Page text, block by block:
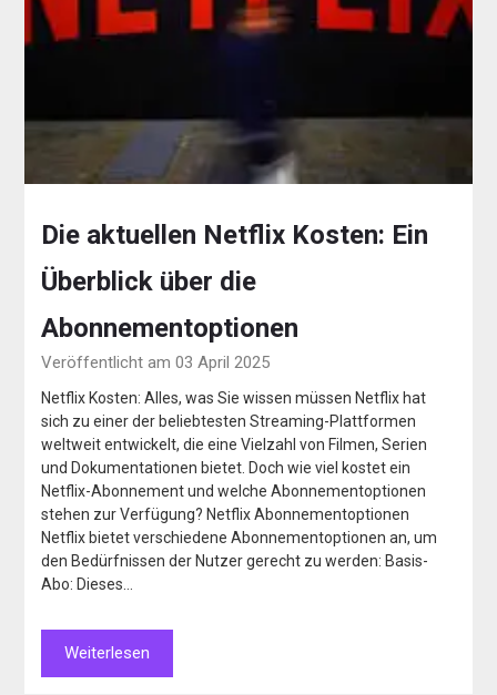
Die aktuellen Netflix Kosten: Ein
Überblick über die
Abonnementoptionen
Veröffentlicht am 03 April 2025
Netflix Kosten: Alles, was Sie wissen müssen Netflix hat
sich zu einer der beliebtesten Streaming-Plattformen
weltweit entwickelt, die eine Vielzahl von Filmen, Serien
und Dokumentationen bietet. Doch wie viel kostet ein
Netflix-Abonnement und welche Abonnementoptionen
stehen zur Verfügung? Netflix Abonnementoptionen
Netflix bietet verschiedene Abonnementoptionen an, um
den Bedürfnissen der Nutzer gerecht zu werden: Basis-
Abo: Dieses…
Weiterlesen